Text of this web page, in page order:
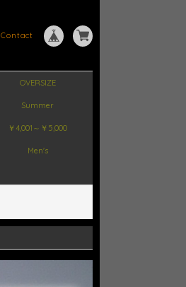
Contact
OVERSIZE
Summer
￥4,001～￥5,000
Men's